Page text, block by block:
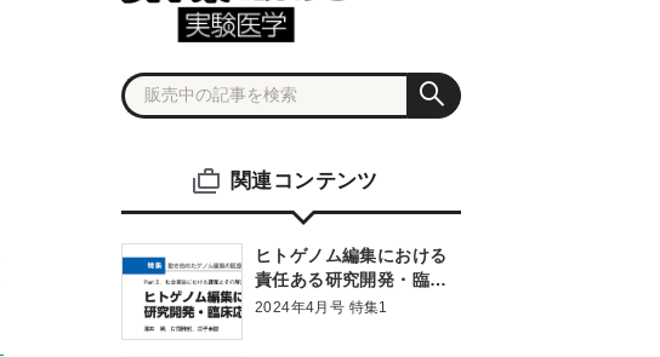
関連コンテンツ
ヒトゲノム編集における
責任ある研究開発・臨床
応用に向けて
2024年4月号 特集1